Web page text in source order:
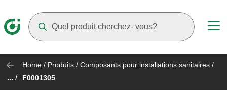
Home / Produits / Composants pour installations sanitaires /
... / F0001305